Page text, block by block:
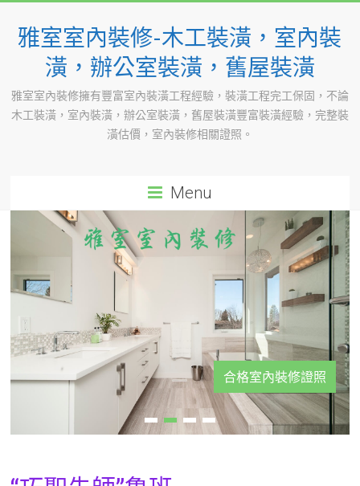
content
雅室室內裝修-木工裝潢，室內裝
潢，辦公室裝潢，舊屋裝潢
雅室室內裝修擁有豐富室內裝潢工程經驗，裝潢工程完工保固，不論
木工裝潢，室內裝潢，辦公室裝潢，舊屋裝潢豐富裝潢經驗，完整裝
潢估價，室內裝修相關證照。
Menu
合格室內裝修證照